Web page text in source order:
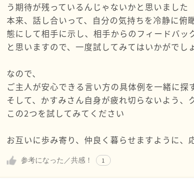
う期待が残っているんじゃないかと思いました
本来、話し合いって、自分の気持ちを冷静に俯
態にして相手に示し、相手からのフィードバッ
と思いますので、一度試してみてはいかがでし
なので、
ご主人が安心できる言い方の具体例を一緒に探
そして、かすみさん自身が疲れ切らないよう、
この2つを試してみてください
お互いに歩み寄り、仲良く暮らせますように、
参考になった／共感！ 1